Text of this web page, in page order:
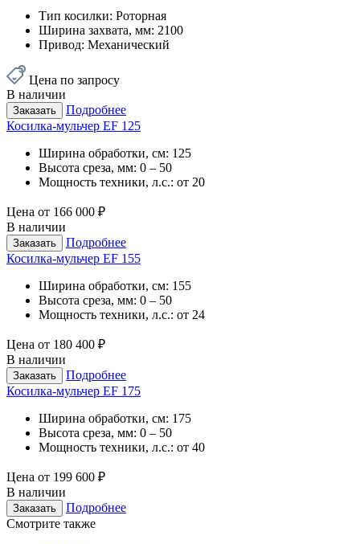
Тип косилки: Роторная
Ширина захвата, мм: 2100
Привод: Механический
Цена по запросу
В наличии
Заказать
Подробнее
Косилка-мульчер EF 125
Ширина обработки, см: 125
Высота среза, мм: 0 – 50
Мощность техники, л.с.: от 20
Цена от 166 000 ₽
В наличии
Заказать
Подробнее
Косилка-мульчер EF 155
Ширина обработки, см: 155
Высота среза, мм: 0 – 50
Мощность техники, л.с.: от 24
Цена от 180 400 ₽
В наличии
Заказать
Подробнее
Косилка-мульчер EF 175
Ширина обработки, см: 175
Высота среза, мм: 0 – 50
Мощность техники, л.с.: от 40
Цена от 199 600 ₽
В наличии
Заказать
Подробнее
Смотрите также